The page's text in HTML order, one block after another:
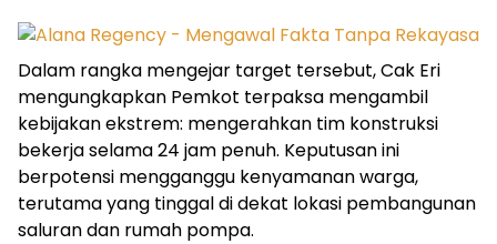
Dalam rangka mengejar target tersebut, Cak Eri
mengungkapkan Pemkot terpaksa mengambil
kebijakan ekstrem: mengerahkan tim konstruksi
bekerja selama 24 jam penuh. Keputusan ini
berpotensi mengganggu kenyamanan warga,
terutama yang tinggal di dekat lokasi pembangunan
saluran dan rumah pompa.